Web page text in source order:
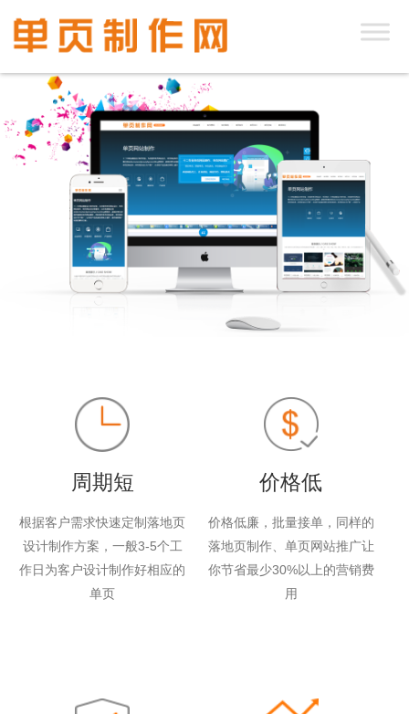
周期短
根据客户需求快速定制落地页
设计制作方案，一般3-5个工
作日为客户设计制作好相应的
单页
价格低
价格低廉，批量接单，同样的
落地页制作、单页网站推广让
你节省最少30%以上的营销费
用